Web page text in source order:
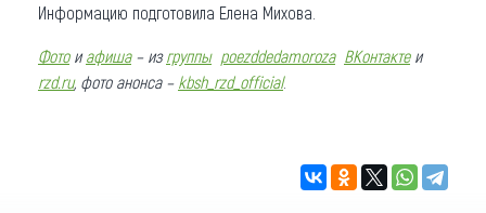
Информацию подготовила Елена Михова.
Фотои афиша– изгруппы poezddedamoroza ВКонтактеи
rzd.ru, фото анонса – kbsh_rzd_official.